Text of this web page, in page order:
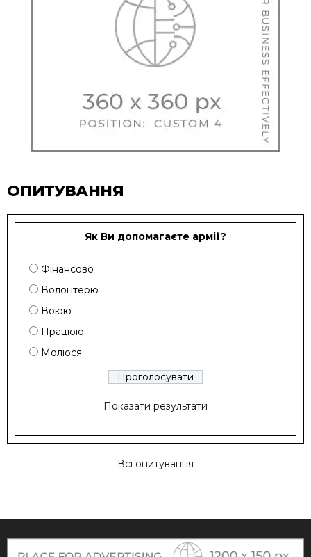
ОПИТУВАННЯ
Як Ви допомагаєте армії?
Фінансово
Волонтерю
Воюю
Працюю
Молюся
Показати результати
Всі опитування